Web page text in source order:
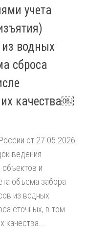
учета
из водных
сброса
качества￼
от 27.05.2026
ведения
и
объема забора
из водных
сточных, в том